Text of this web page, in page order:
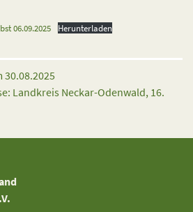
06.09.2025 Herunterladen
30.08.2025
Landkreis Neckar-Odenwald, 16.